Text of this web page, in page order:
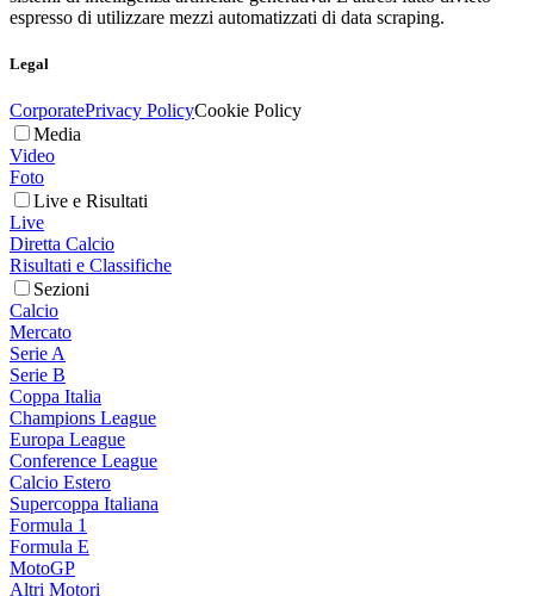
espresso di utilizzare mezzi automatizzati di data scraping.
Legal
CorporatePrivacy PolicyCookie Policy
Media
Video
Foto
Live e Risultati
Live
Diretta Calcio
Risultati e Classifiche
Sezioni
Calcio
Mercato
Serie A
Serie B
Coppa Italia
Champions League
Europa League
Conference League
Calcio Estero
Supercoppa Italiana
Formula 1
Formula E
MotoGP
Altri Motori